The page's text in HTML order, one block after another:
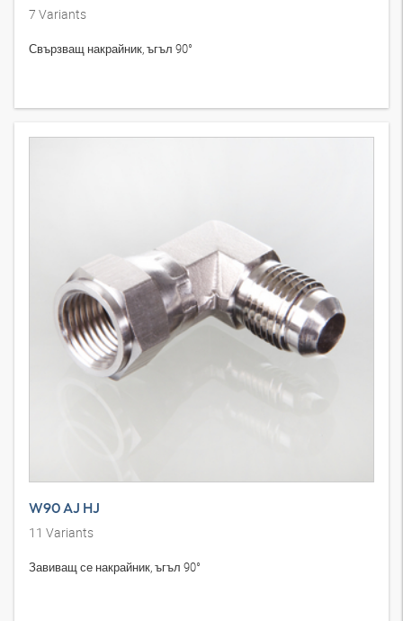
7 Variants
Свързващ накрайник, ъгъл 90°
W90 AJ HJ
11 Variants
Завиващ се накрайник, ъгъл 90°